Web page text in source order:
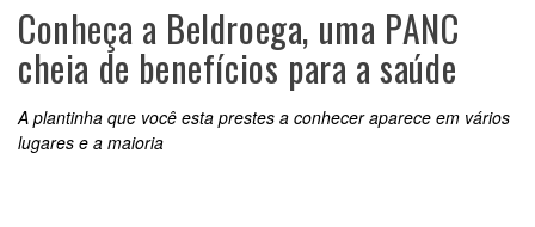
Conheça a Beldroega, uma PANC
cheia de benefícios para a saúde
A plantinha que você esta prestes a conhecer aparece em vários
lugares e a maioria